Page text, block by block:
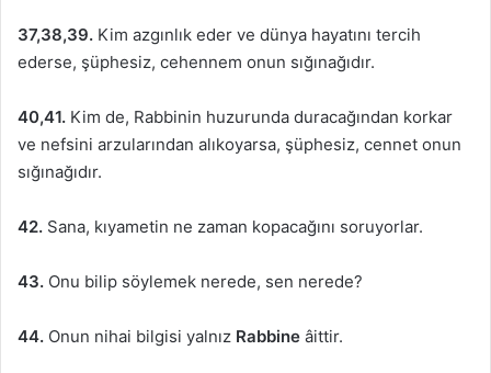
37,38,39. Kim azgınlık eder ve dünya hayatını tercih
ederse, şüphesiz, cehennem onun sığınağıdır.
40,41. Kim de, Rabbinin huzurunda duracağından korkar
ve nefsini arzularından alıkoyarsa, şüphesiz, cennet onun
sığınağıdır.
42. Sana, kıyametin ne zaman kopacağını soruyorlar.
43. Onu bilip söylemek nerede, sen nerede?
44. Onun nihai bilgisi yalnız Rabbine âittir.